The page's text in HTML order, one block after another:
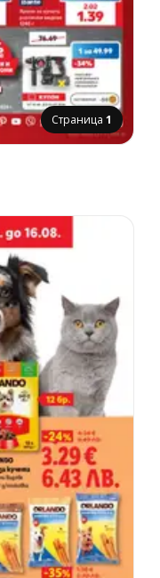
Страница 1